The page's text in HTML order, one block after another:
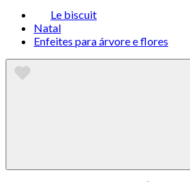
Le biscuit
Natal
Enfeites para árvore e flores